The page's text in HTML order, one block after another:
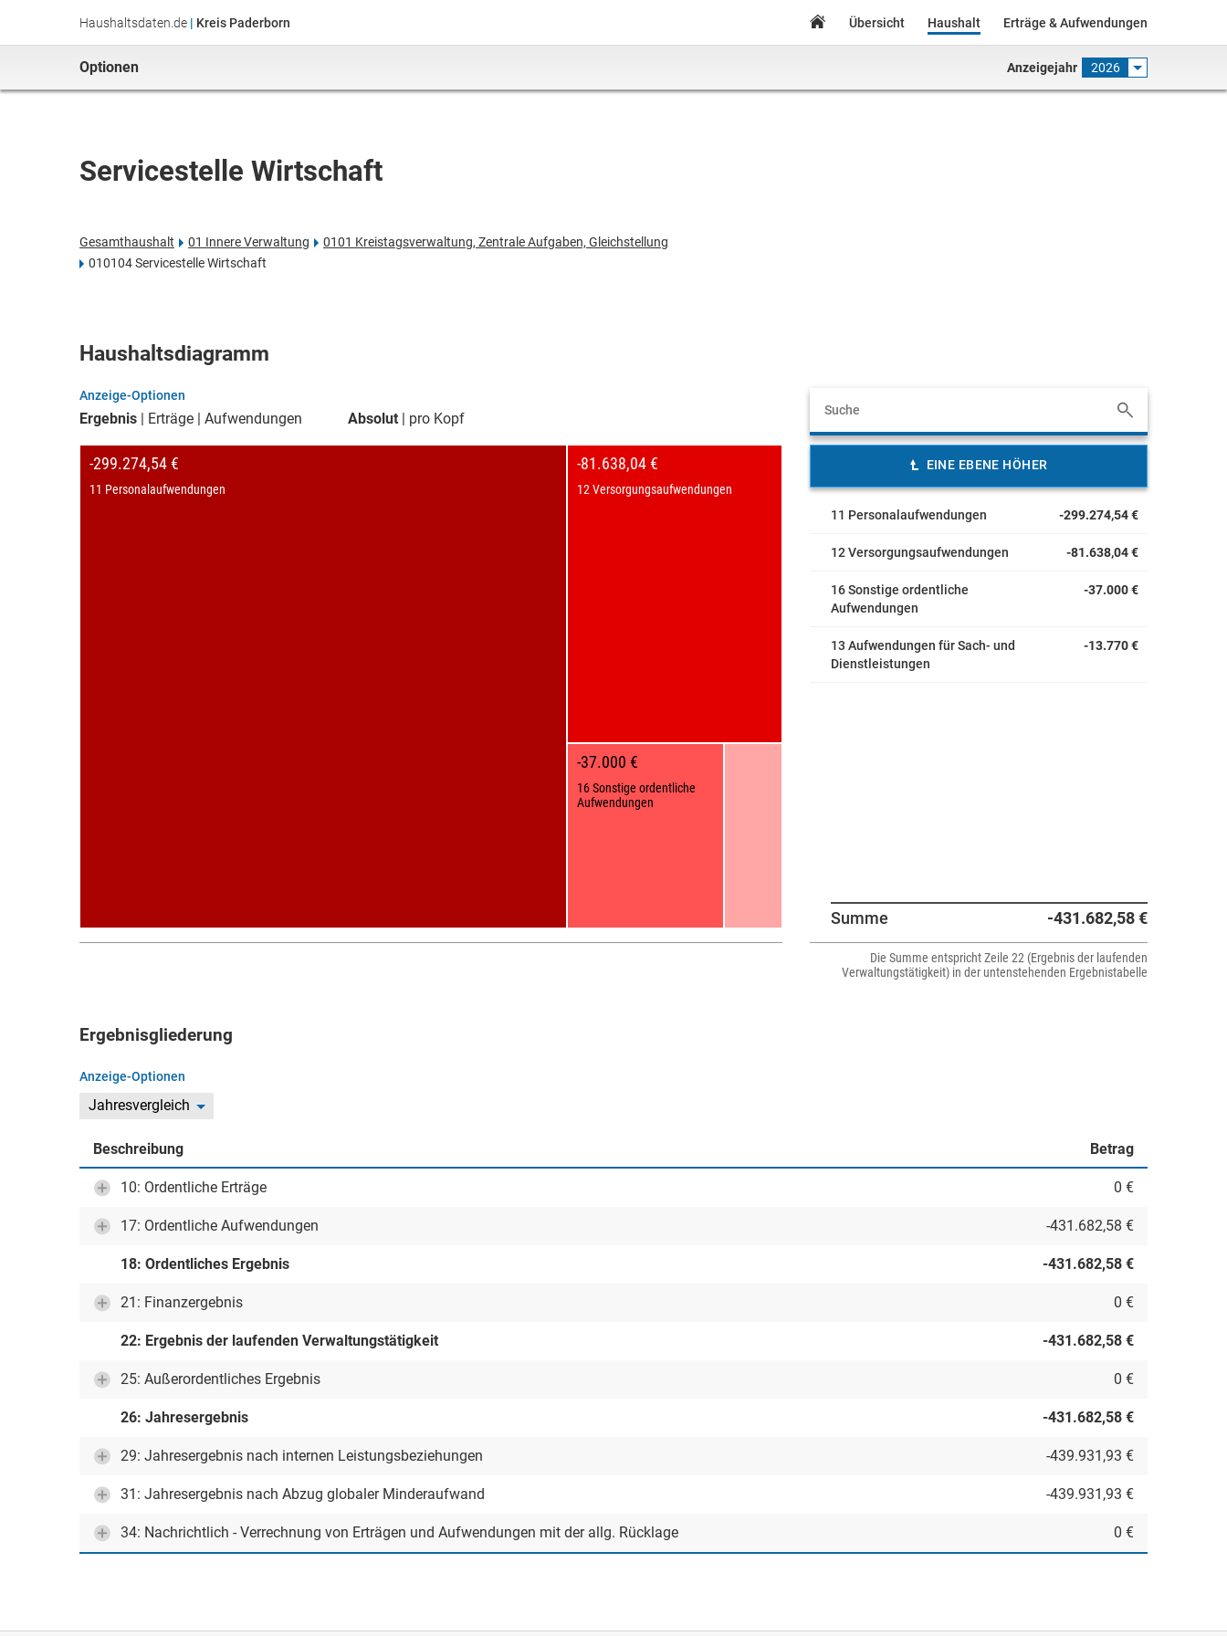
Haushaltsdaten.de | Kreis Paderborn Übersicht Haushalt Erträge & Aufwendungen
Optionen Anzeigejahr 2026
Servicestelle Wirtschaft
Gesamthaushalt 01 Innere Verwaltung
0101 Kreistagsverwaltung, Zentrale Aufgaben, Gleichstellung
010104 Servicestelle Wirtschaft
Haushaltsdiagramm
Anzeige-Optionen
Ergebnis Erträge Aufwendungen Absolut pro Kopf
-299.274,54 €
11 Personalaufwendungen
-81.638,04 €
12 Versorgungsaufwendungen
-37.000 €
16 Sonstige ordentliche
Aufwendungen
EINE EBENE HÖHER
11 Personalaufwendungen -299.274,54 €
12 Versorgungsaufwendungen -81.638,04 €
16 Sonstige ordentliche
Aufwendungen
-37.000 €
13 Aufwendungen für Sach- und
Dienstleistungen
-13.770 €
Summe -431.682,58 €
Die Summe entspricht Zeile 22 (Ergebnis der laufenden
Verwaltungstätigkeit) in der untenstehenden Ergebnistabelle
Ergebnisgliederung
Anzeige-Optionen
Jahresvergleich
Beschreibung Betrag
10: Ordentliche Erträge 0 €
17: Ordentliche Aufwendungen -431.682,58 €
18: Ordentliches Ergebnis -431.682,58 €
21: Finanzergebnis 0 €
22: Ergebnis der laufenden Verwaltungstätigkeit -431.682,58 €
25: Außerordentliches Ergebnis 0 €
26: Jahresergebnis -431.682,58 €
29: Jahresergebnis nach internen Leistungsbeziehungen -439.931,93 €
31: Jahresergebnis nach Abzug globaler Minderaufwand -439.931,93 €
34: Nachrichtlich - Verrechnung von Erträgen und Aufwendungen mit der allg. Rücklage 0 €